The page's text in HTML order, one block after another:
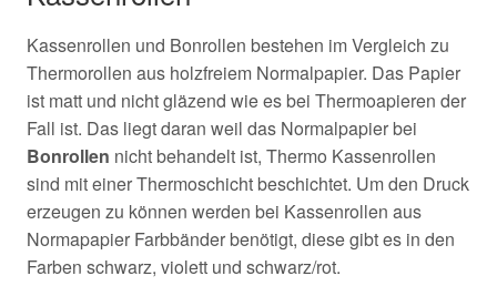
Kassenrollen und Bonrollen bestehen im Vergleich zu
Thermorollen aus holzfreiem Normalpapier. Das Papier
ist matt und nicht gläzend wie es bei Thermoapieren der
Fall ist. Das liegt daran weil das Normalpapier bei
Bonrollen nicht behandelt ist, Thermo Kassenrollen
sind mit einer Thermoschicht beschichtet. Um den Druck
erzeugen zu können werden bei Kassenrollen aus
Normapapier Farbbänder benötigt, diese gibt es in den
Farben schwarz, violett und schwarz/rot.